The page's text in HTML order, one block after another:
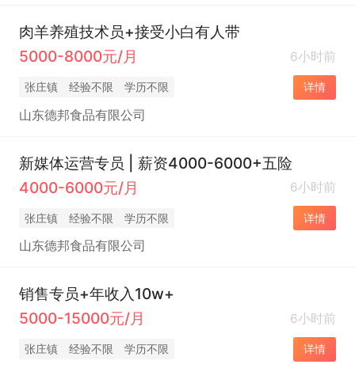
肉羊养殖技术员+接受小白有人带
5000-8000元/月
6小时前
张庄镇 经验不限 学历不限 详情
山东德邦食品有限公司
新媒体运营专员 | 薪资4000-6000+五险
4000-6000元/月
6小时前
张庄镇 经验不限 学历不限 详情
山东德邦食品有限公司
销售专员+年收入10w+
5000-15000元/月
6小时前
张庄镇 经验不限 学历不限 详情